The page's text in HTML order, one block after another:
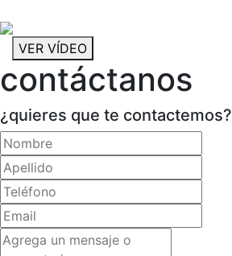
VER VÍDEO
contáctanos
¿quieres que te contactemos?